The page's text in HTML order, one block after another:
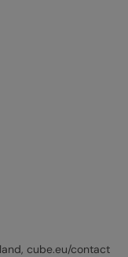
cube.eu/contact